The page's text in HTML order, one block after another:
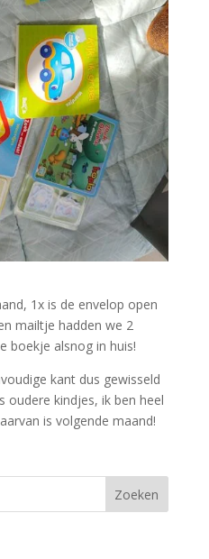
1x is de envelop open
mailtje hadden we 2
boekje alsnog in huis!
kant dus gewisseld
oudere kindjes, ik ben heel
is volgende maand!